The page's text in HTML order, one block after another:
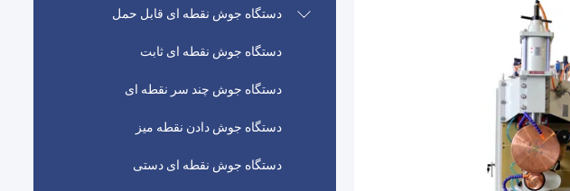
دستگاه جوش نقطه ای قابل حمل
دستگاه جوش نقطه ای ثابت
دستگاه جوش چند سر نقطه ای
دستگاه جوش دادن نقطه میز
دستگاه جوش نقطه ای دستی